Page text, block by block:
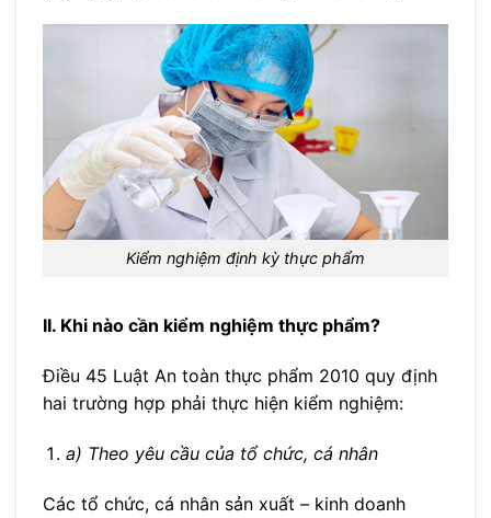
Kiểm nghiệm định kỳ thực phẩm
II. Khi nào cần kiểm nghiệm thực phẩm?
Điều 45 Luật An toàn thực phẩm 2010 quy định
hai trường hợp phải thực hiện kiểm nghiệm:
a) Theo yêu cầu của tổ chức, cá nhân
Các tổ chức, cá nhân sản xuất – kinh doanh